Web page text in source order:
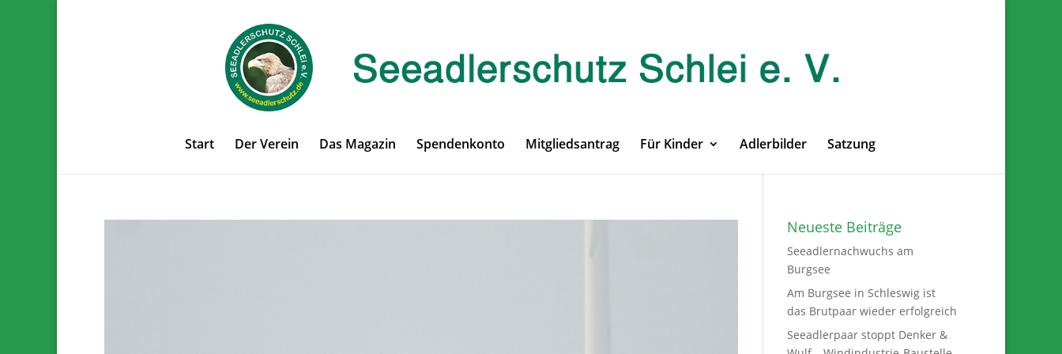
Start Der Verein Das Magazin Spendenkonto Mitgliedsantrag Für Kinder Adlerbilder Satzung
Neueste Beiträge
Seeadlernachwuchs am
Burgsee
Am Burgsee in Schleswig ist
das Brutpaar wieder erfolgreich
Seeadlerpaar stoppt Denker &